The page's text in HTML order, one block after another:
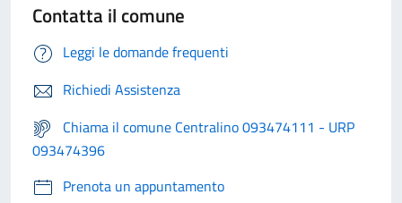
Contatta il comune
Leggi le domande frequenti
Richiedi Assistenza
Chiama il comune Centralino 093474111 - URP
093474396
Prenota un appuntamento